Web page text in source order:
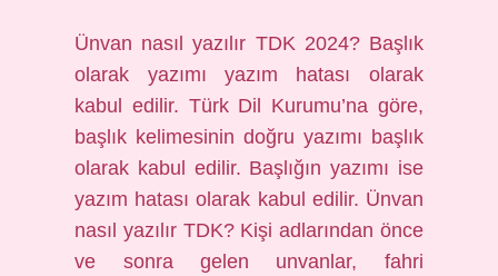
Ünvan nasıl yazılır TDK 2024? Başlık
olarak yazımı yazım hatası olarak
kabul edilir. Türk Dil Kurumu’na göre,
başlık kelimesinin doğru yazımı başlık
olarak kabul edilir. Başlığın yazımı ise
yazım hatası olarak kabul edilir. Ünvan
nasıl yazılır TDK? Kişi adlarından önce
ve sonra gelen unvanlar, fahri